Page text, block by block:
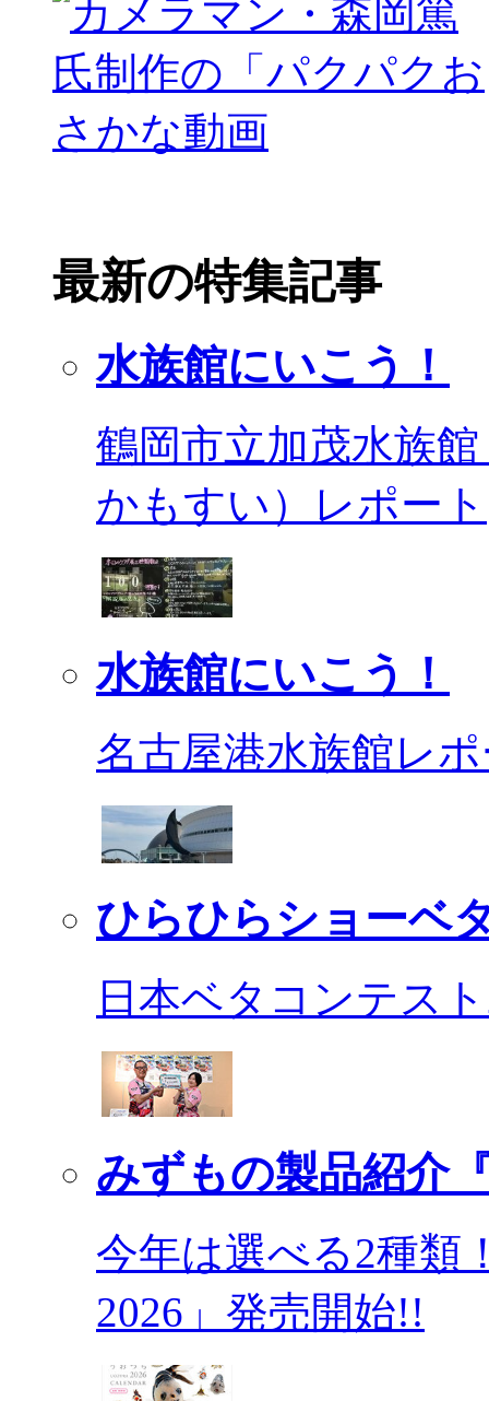
最新の特集記事
水族館にいこう！
鶴岡市立加茂水族
かもすい）レポート
水族館にいこう！
名古屋港水族館レ
ひらひらショーベ
日本ベタコンテス
みずもの製品紹介
今年は選べる2種類
2026」発売開始!!